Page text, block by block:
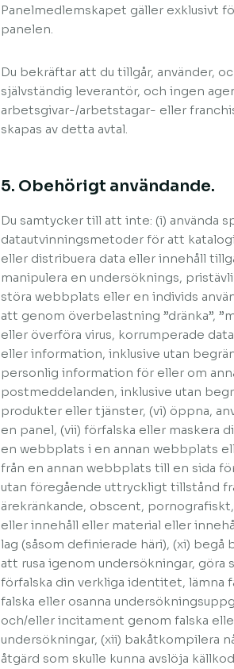
Panelmedlemskapet gäller exklusivt
panelen.
Du bekräftar att du tillgår, använder,
självständig leverantör, och ingen
arbetsgivar-/arbetstagar- eller
skapas av detta avtal.
5. Obehörigt användande.
Du samtycker till att inte: (i) använda
datautvinningsmetoder för att
eller distribuera data eller innehåll
manipulera en undersöknings,
störa webbplats eller en individs
att genom överbelastning ”dränka”,
eller överföra virus, korrumperade
eller information, inklusive utan
personlig information för eller om
postmeddelanden, inklusive utan
produkter eller tjänster, (vi) öppna,
en panel, (vii) förfalska eller maskera
en webbplats i en annan webbplats
från en annan webbplats till en sida
utan föregående uttryckligt tillstånd
ärekränkande, obscent,
eller innehåll eller material eller
lag (såsom definierade häri), (xi)
att rusa igenom undersökningar, göra
förfalska din verkliga identitet, lämna
falska eller osanna
och/eller incitament genom falska
undersökningar, (xii) bakåtkompilera
åtgärd som skulle kunna avslöja